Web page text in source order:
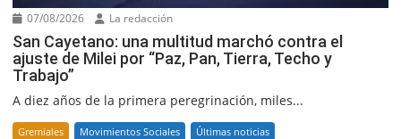
07/08/2026 La redacción
San Cayetano: una multitud marchó contra el
ajuste de Milei por “Paz, Pan, Tierra, Techo y
Trabajo”
A diez años de la primera peregrinación, miles...
Gremiales Movimientos Sociales Últimas noticias